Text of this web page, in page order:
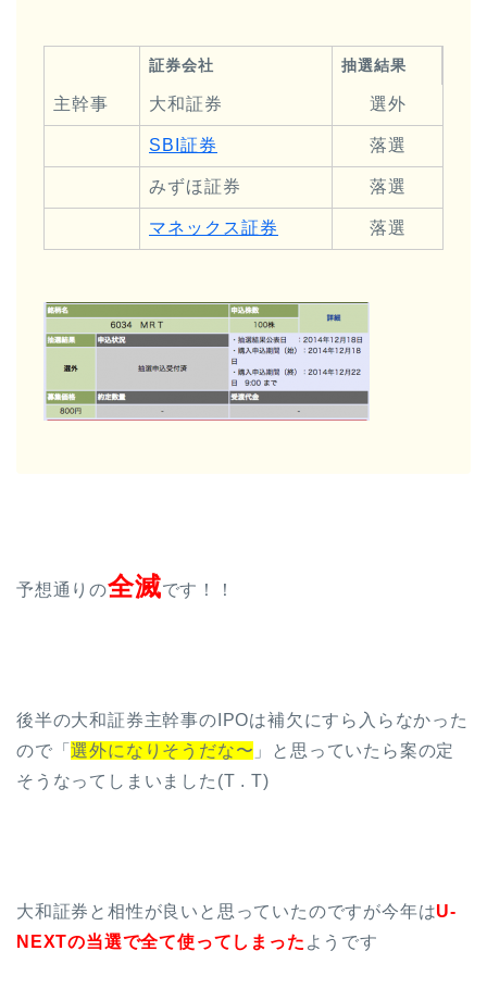
証券会社 抽選結果
主幹事 大和証券 選外
SBI証券 落選
みずほ証券 落選
マネックス証券 落選
予想通りの全滅です！！
後半の大和証券主幹事のIPOは補欠にすら入らなかった
ので「選外になりそうだな〜 」と思っていたら案の定
そうなってしまいました(T . T)
大和証券と相性が良いと思っていたのですが今年はU-
NEXTの当選で全て使ってしまった ようです